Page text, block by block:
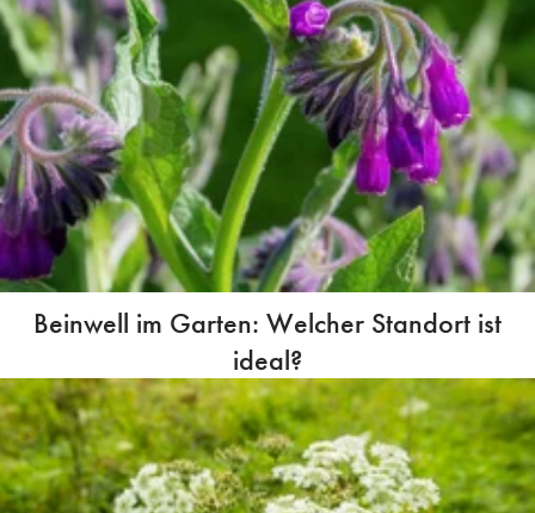
Beinwell im Garten: Welcher Standort ist
ideal?